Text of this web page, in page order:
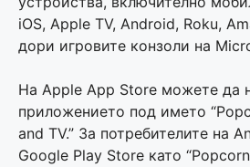
iOS, Apple TV, Android, Roku,
дори игровите конзоли на
На Apple App Store можете да
приложението под името
and TV.” За потребителите на
Google Play Store като